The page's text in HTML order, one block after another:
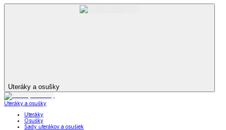
Uteráky a osušky
Uteráky a osušky
Uteráky
Osušky
Sady uterákov a osušiek